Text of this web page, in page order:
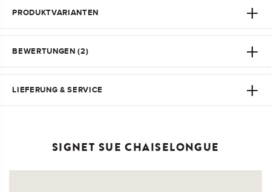
PRODUKTVARIANTEN
BEWERTUNGEN (2)
LIEFERUNG & SERVICE
SIGNET SUE CHAISELONGUE